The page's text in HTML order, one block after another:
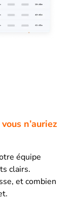
n’auriez
équipe
clairs.
et combien